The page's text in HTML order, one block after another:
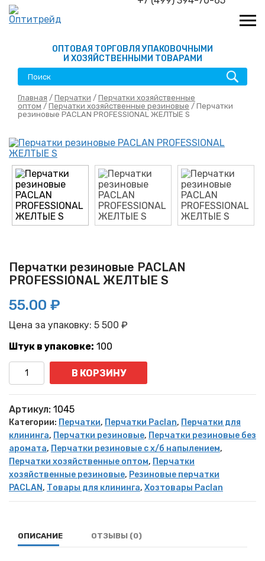
ОПТОВАЯ ТОРГОВЛЯ УПАКОВОЧНЫМИ
И ХОЗЯЙСТВЕННЫМИ ТОВАРАМИ
Главная / Перчатки / Перчатки хозяйственные
оптом / Перчатки хозяйственные резиновые / Перчатки
резиновые PACLAN PROFESSIONAL ЖЕЛТЫЕ S
Перчатки резиновые PACLAN
PROFESSIONAL ЖЕЛТЫЕ S
55.00 ₽
Цена за упаковку: 5 500 ₽
Штук в упаковке: 100
Количество
В КОРЗИНУ
Артикул: 1045
Категории: Перчатки, Перчатки Paclan, Перчатки для
клининга, Перчатки резиновые, Перчатки резиновые без
аромата, Перчатки резиновые с х/б напылением,
Перчатки хозяйственные оптом, Перчатки
хозяйственные резиновые, Резиновые перчатки
PACLAN, Товары для клининга, Хозтовары Paclan
ОПИСАНИЕ ОТЗЫВЫ (0)